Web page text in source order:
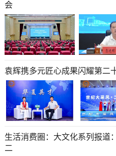
会
袁辉携多元匠心成果闪耀第二
生活消费圈：大文化系列报道
二